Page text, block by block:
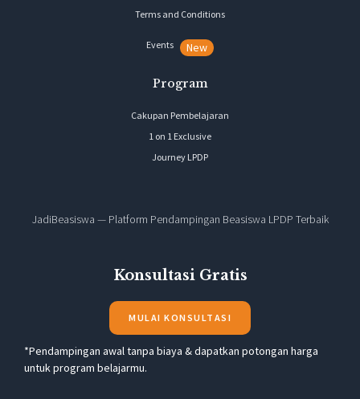
Terms and Conditions
Events New
Program
Cakupan Pembelajaran
1 on 1 Exclusive
Journey LPDP
JadiBeasiswa — Platform Pendampingan Beasiswa LPDP Terbaik
Konsultasi Gratis
MULAI KONSULTASI
*Pendampingan awal tanpa biaya & dapatkan potongan harga
untuk program belajarmu.